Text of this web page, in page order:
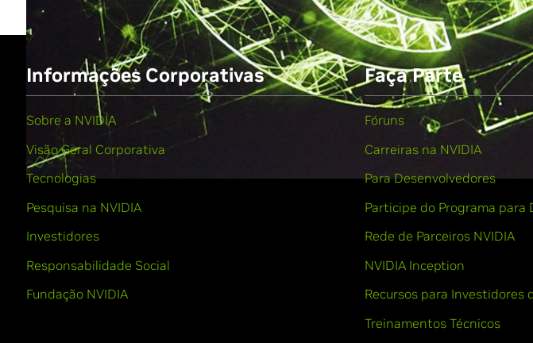
Informações Corporativas
Sobre a NVIDIA
Visão Geral Corporativa
Tecnologias
Pesquisa na NVIDIA
Investidores
Responsabilidade Social
Fundação NVIDIA
Faça Parte
Fóruns
Carreiras na NVIDIA
Para Desenvolvedores
Participe do Programa para
Rede de Parceiros NVIDIA
NVIDIA Inception
Recursos para Investidores
Treinamentos Técnicos